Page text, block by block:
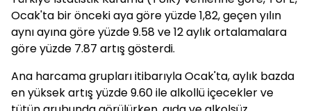
Ocak'ta bir önceki aya göre yüzde 1,82, geçen yılın
aynı ayına göre yüzde 9.58 ve 12 aylık ortalamalara
göre yüzde 7.87 artış gösterdi.
Ana harcama grupları itibarıyla Ocak'ta, aylık bazda
en yüksek artış yüzde 9.60 ile alkollü içecekler ve